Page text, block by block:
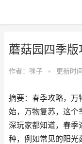
蘑菇园四季版
作者： 咪子 • 更新时
摘要：春季攻略，万
始，万物复苏，这个
深玩家都知道，春季
种，例如常见的阳光